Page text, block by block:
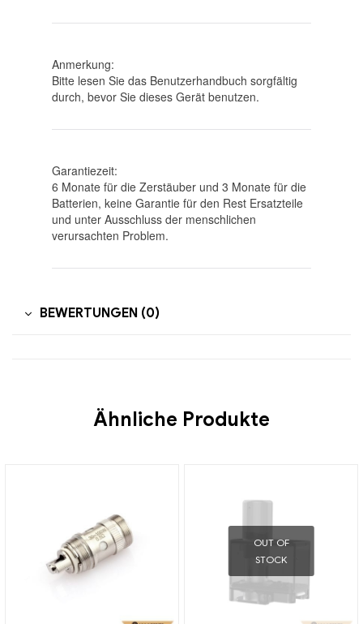
Anmerkung:
Bitte lesen Sie das Benutzerhandbuch sorgfältig
durch, bevor Sie dieses Gerät benutzen.
Garantiezeit:
6 Monate für die Zerstäuber und 3 Monate für die
Batterien, keine Garantie für den Rest Ersatzteile
und unter Ausschluss der menschlichen
verursachten Problem.
BEWERTUNGEN (0)
Ähnliche Produkte
OUT OF
STOCK